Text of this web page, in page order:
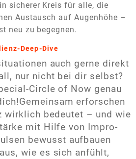
sicherer Kreis für alle, die
Austausch auf Augenhöhe –
neu zu begegnen.
Deep-Dive
auch gerne direkt
nur nicht bei dir selbst?
Circle of Now genau
Gemeinsam erforschen
wirklich bedeutet – und wie
mit Hilfe von Impro-
bewusst aufbauen
wie es sich anfühlt,